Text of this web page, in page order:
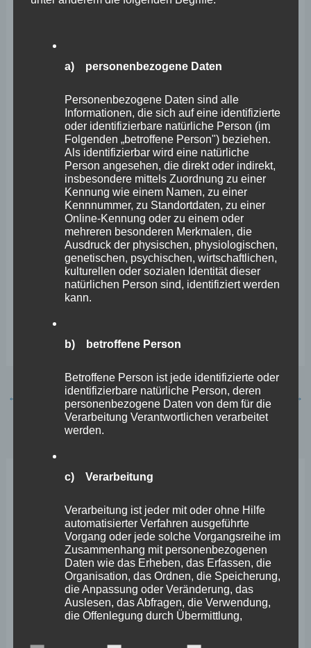
kam, sollte auch der sich in Vertragsanbahnung
Rheinland-Pfalz und den Vertretern der Sinti und Roma
diesem Umstand Rechnung tragen, dass es auch dort
im Innenministerium verortete Fachabteilung bzw.
Fachreferat für „Nationale Minderheiten in Rheinland-
Pfalz“ ein Beispiel an den Kollegen aus dem
Wissenschaftsministerium nehmen. Denn auch in
diesem bereich muss das Land Rheinland-Pfalz seiner
Verantwortung gegenüber der nationalen Minderheit
nachkommen und angemessene Bedingungen schaffen,
die es ALLEN Sinti und Roma in Rheinland-Pfalz
erleichtern, ihre Identität zum Ausdruck zu bringen, zu
bewahren und zu entwickeln.
Es gilt das gesprochene Wort.
← Vorheriger Beitrag Nächster Beitrag →
Wefelscheid lehnt Verfassungsänderung ab
VfL Kesselheim e.V. bittet Stadt um Unterstützung bei
Sanierung des Sportplatzes
Engstelle in Aachener Straße – Wefelscheid: „Rübenach
a) personenbezogene Daten
Personenbezogene Daten sind alle
Informationen, die sich auf eine identifizierte
oder identifizierbare natürliche Person (im
Folgenden „betroffene Person") beziehen.
Als identifizierbar wird eine natürliche
Person angesehen, die direkt oder indirekt,
insbesondere mittels Zuordnung zu einer
Kennung wie einem Namen, zu einer
Kennnummer, zu Standortdaten, zu einer
Online-Kennung oder zu einem oder
mehreren besonderen Merkmalen, die
Ausdruck der physischen, physiologischen,
genetischen, psychischen, wirtschaftlichen,
kulturellen oder sozialen Identität dieser
natürlichen Person sind, identifiziert werden
kann.
b) betroffene Person
Betroffene Person ist jede identifizierte oder
identifizierbare natürliche Person, deren
personenbezogene Daten von dem für die
Verarbeitung Verantwortlichen verarbeitet
werden.
c) Verarbeitung
Verarbeitung ist jeder mit oder ohne Hilfe
automatisierter Verfahren ausgeführte
Vorgang oder jede solche Vorgangsreihe im
Zusammenhang mit personenbezogenen
Daten wie das Erheben, das Erfassen, die
Organisation, das Ordnen, die Speicherung,
die Anpassung oder Veränderung, das
Auslesen, das Abfragen, die Verwendung,
die Offenlegung durch Übermittlung,
Bereitstellung, den Abgleich oder die